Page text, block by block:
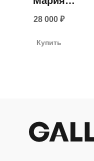
Маренкова,
28 000 ₽
Купить
+ 7 980